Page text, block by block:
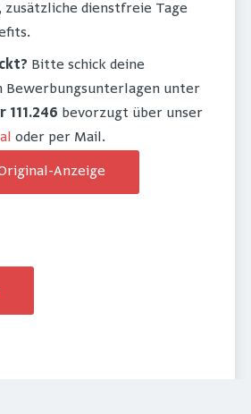
dienstfreie Tage
Bitte schick deine
Bewerbungsunterlagen unter
111.246 bevorzugt über unser
oder per Mail.
Anzeige